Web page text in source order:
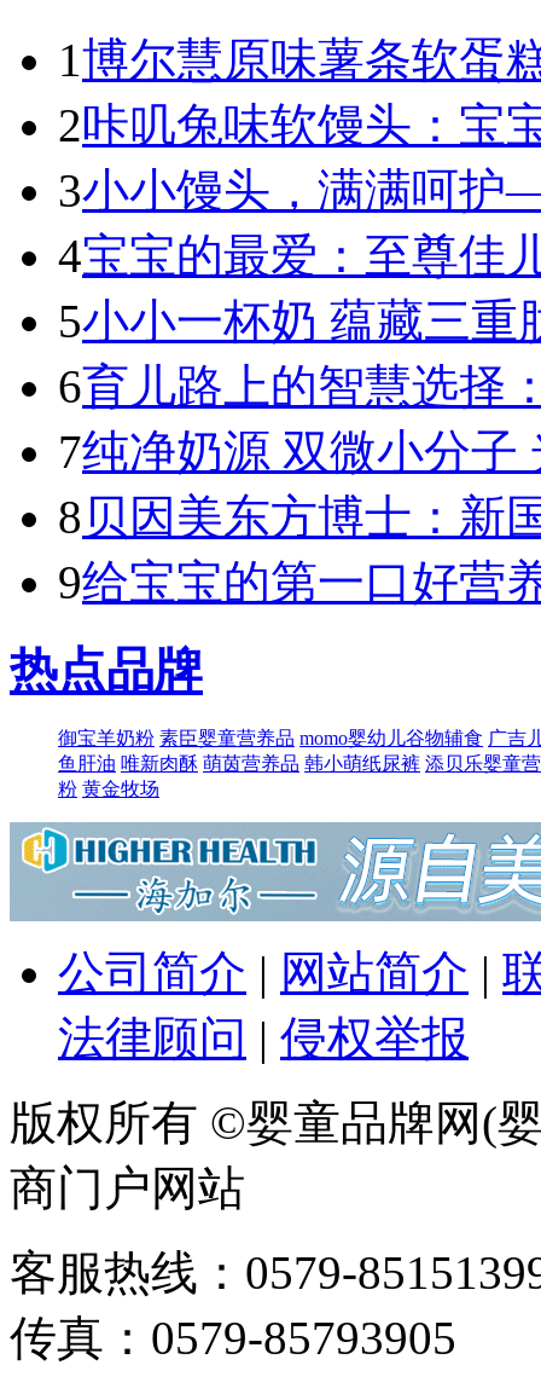
1博尔慧原味薯条软蛋
2咔叽兔味软馒头：宝
3小小馒头，满满呵
4宝宝的最爱：至尊佳
5小小一杯奶 蕴藏三
6育儿路上的智慧选择
7纯净奶源 双微小分子
8 贝因美东方博士：新
9给宝宝的第一口好营
热点品牌
御宝羊奶粉 素臣婴童营养品 momo婴幼儿谷物辅食 广吉
鱼肝油 唯新肉酥 萌​茵营养品 韩小萌纸尿裤 添贝乐婴童
粉 黄金牧场
公司简介 | 网站简介 |
法律顾问 | 侵权举报
版权所有 ©婴童品牌网(
商门户网站
客服热线：0579-
传真：0579-85793905